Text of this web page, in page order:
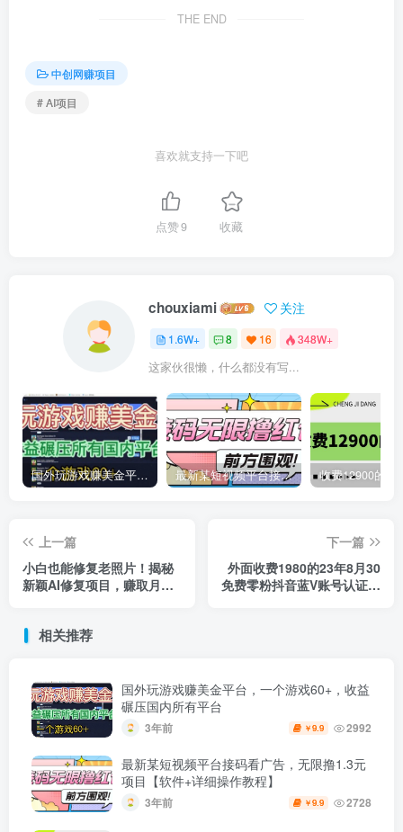
THE END
中创网赚项目
# AI项目
喜欢就支持一下吧
点赞9 收藏
chouxiami 关注
1.6W+ 8 16 348W+
这家伙很懒，什么都没有写...
国外玩游戏赚美金平台，一个游戏60+，收益碾压国内所有平台 最新某短视频平台接码看广告，无限撸1.3元项目【软件+详细操作教程】
上一篇
小白也能修复老照片！揭秘
新颖AI修复项目，赚取月入
下一篇
外面收费1980的23年8月30
免费零粉抖音蓝V账号认证教
相关推荐
国外玩游戏赚美金平台，一个游戏60+，收益
碾压国内所有平台
3年前 ￥9.9 2992
最新某短视频平台接码看广告，无限撸1.3元
项目【软件+详细操作教程】
3年前 ￥9.9 2728